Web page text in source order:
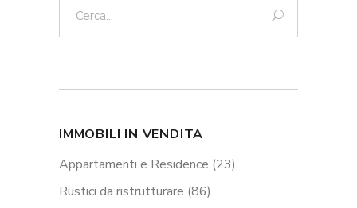
IMMOBILI IN VENDITA
Appartamenti e Residence (23)
Rustici da ristrutturare (86)